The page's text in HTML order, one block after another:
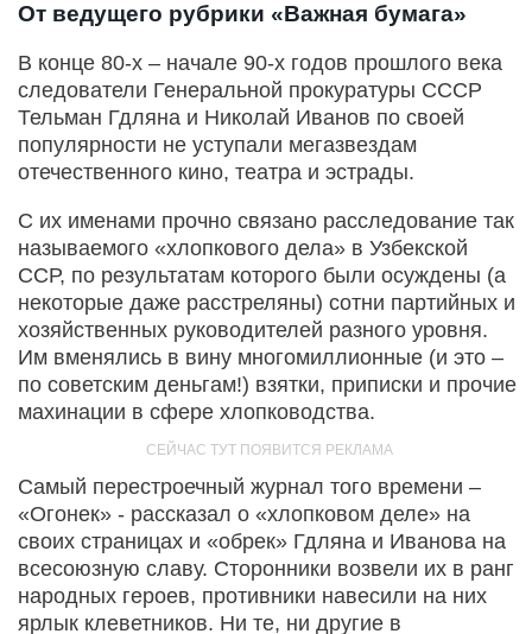
От ведущего рубрики «Важная бумага»
В конце 80-х – начале 90-х годов прошлого века
следователи Генеральной прокуратуры СССР
Тельман Гдляна и Николай Иванов по своей
популярности не уступали мегазвездам
отечественного кино, театра и эстрады.
С их именами прочно связано расследование так
называемого «хлопкового дела» в Узбекской
ССР, по результатам которого были осуждены (а
некоторые даже расстреляны) сотни партийных и
хозяйственных руководителей разного уровня.
Им вменялись в вину многомиллионные (и это –
по советским деньгам!) взятки, приписки и прочие
махинации в сфере хлопководства.
Самый перестроечный журнал того времени –
«Огонек» - рассказал о «хлопковом деле» на
своих страницах и «обрек» Гдляна и Иванова на
всесоюзную славу. Сторонники возвели их в ранг
народных героев, противники навесили на них
ярлык клеветников. Ни те, ни другие в